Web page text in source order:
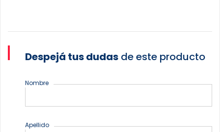
Despejá tus dudas de este producto
Nombre
Apellido